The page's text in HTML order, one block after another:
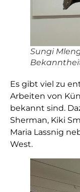
Sungi
Es gibt viel zu
Arbeiten von
bekannt sind.
Sherman, Kiki
Maria Lassnig
West.